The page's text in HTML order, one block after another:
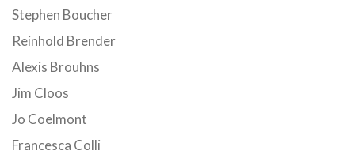
Stephen Boucher
Reinhold Brender
Alexis Brouhns
Jim Cloos
Jo Coelmont
Francesca Colli